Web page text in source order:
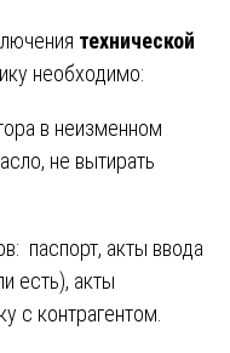
технической
необходимо:
в неизменном
не вытирать
паспорт, акты ввода
есть), акты
с контрагентом.